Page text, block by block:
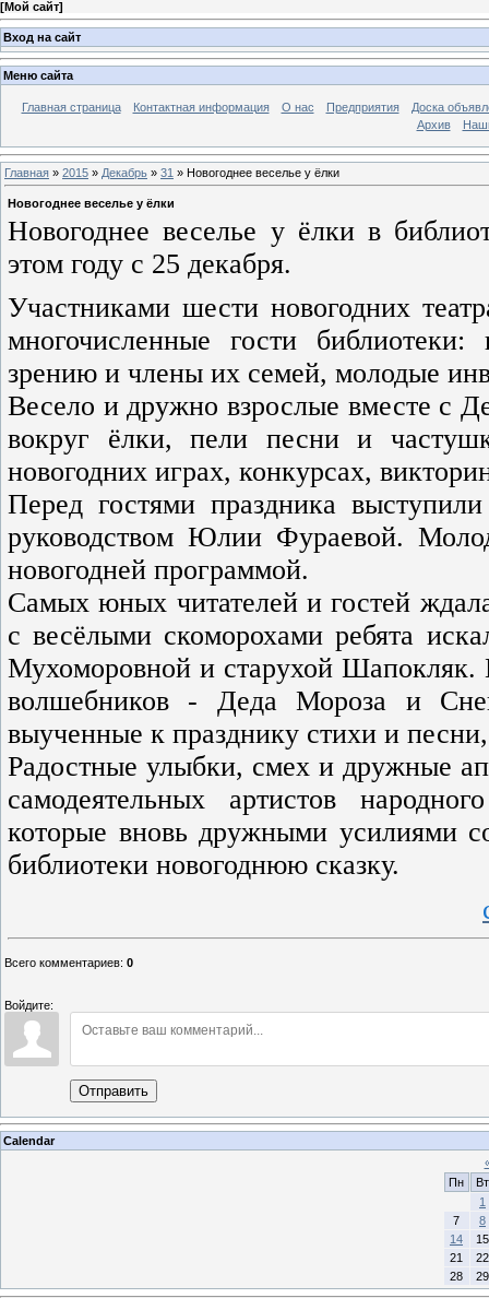
[Мой сайт]
Вход на сайт
Меню сайта
Главная страница Контактная информация О нас Предприятия
Доска
Архив
Главная » 2015 » Декабрь » 31 » Новогоднее веселье у ёлки
Новогоднее веселье у ёлки
Новогоднее веселье у ёлки в
этом году с 25 декабря.
Участниками шести новогодних
многочисленные гости
зрению и члены их семей, молодые
Весело и дружно взрослые вместе с
вокруг ёлки, пели песни и
новогодних играх, конкурсах,
Перед гостями праздника
руководством Юлии Фураевой.
новогодней программой.
Самых юных читателей и гостей
с весёлыми скоморохами ребята
Мухоморовной и старухой Шапокляк.
волшебников - Деда Мороза и
выученные к празднику стихи и
Радостные улыбки, смех и дружные
самодеятельных артистов
которые вновь дружными усилиями
библиотеки новогоднюю сказку.
Всего комментариев: 0
Войдите:
Отправить
Calendar
Пн
Вт
1
7
8
14
15
21
22
28
29